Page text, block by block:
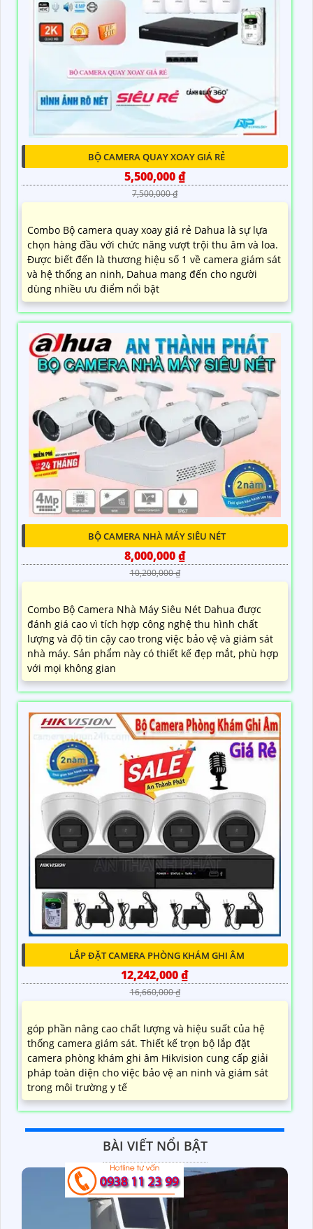
BỘ CAMERA QUAY XOAY GIÁ RẺ
5,500,000 ₫
7,500,000 ₫
Combo Bộ camera quay xoay giá rẻ Dahua là sự lựa
chọn hàng đầu với chức năng vượt trội thu âm và loa.
Được biết đến là thương hiệu số 1 về camera giám sát
và hệ thống an ninh, Dahua mang đến cho người
dùng nhiều ưu điểm nổi bật
BỘ CAMERA NHÀ MÁY SIÊU NÉT
8,000,000 ₫
10,200,000 ₫
Combo Bộ Camera Nhà Máy Siêu Nét Dahua được
đánh giá cao vì tích hợp công nghệ thu hình chất
lượng và độ tin cậy cao trong việc bảo vệ và giám sát
nhà máy. Sản phẩm này có thiết kế đẹp mắt, phù hợp
với mọi không gian
LẮP ĐẶT CAMERA PHÒNG KHÁM GHI ÂM
12,242,000 ₫
16,660,000 ₫
góp phần nâng cao chất lượng và hiệu suất của hệ
thống camera giám sát. Thiết kế trọn bộ lắp đặt
camera phòng khám ghi âm Hikvision cung cấp giải
pháp toàn diện cho việc bảo vệ an ninh và giám sát
trong môi trường y tế
BÀI VIẾT NỔI BẬT